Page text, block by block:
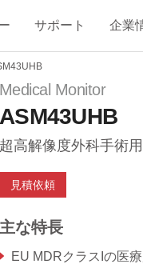
サポート 企業
Medical Monitor
ASM43UHB
超高解像度外科手術
見積依頼
主な特長
EU MDRクラスIの医